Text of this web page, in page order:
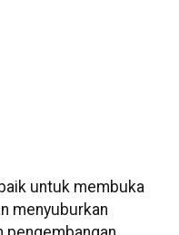
untuk membuka
menyuburkan